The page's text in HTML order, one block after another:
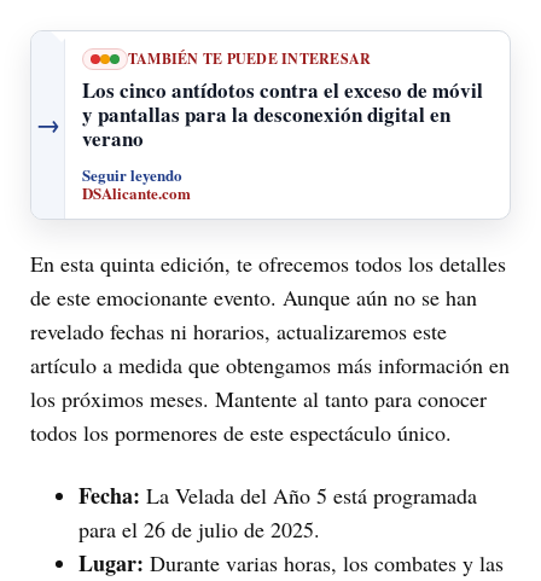
→
TAMBIÉN TE PUEDE INTERESAR
Los cinco antídotos contra el exceso de móvil
y pantallas para la desconexión digital en
verano
Seguir leyendo
DSAlicante.com
En esta quinta edición, te ofrecemos todos los detalles
de este emocionante evento. Aunque aún no se han
revelado fechas ni horarios, actualizaremos este
artículo a medida que obtengamos más información en
los próximos meses. Mantente al tanto para conocer
todos los pormenores de este espectáculo único.
Fecha: La Velada del Año 5 está programada
para el 26 de julio de 2025.
Lugar: Durante varias horas, los combates y las